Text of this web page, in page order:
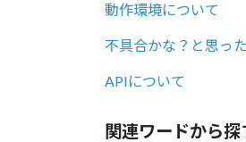
動作環境について
不具合かな？と思っ
APIについて
関連ワードから探